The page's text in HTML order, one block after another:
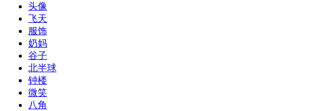
头像
飞天
服饰
奶妈
谷子
北半球
钟楼
微笑
八角